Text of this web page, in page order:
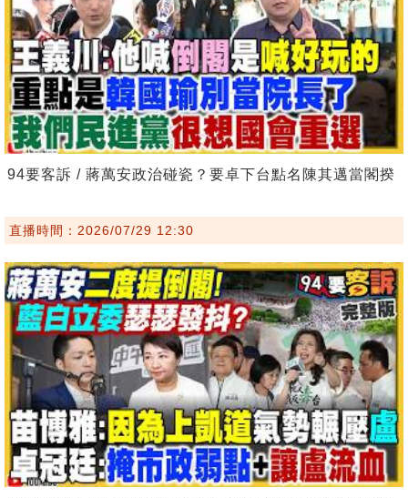
94要客訴 / 蔣萬安政治碰瓷？要卓下台點名陳其邁當閣揆
直播時間：2026/07/29 12:30